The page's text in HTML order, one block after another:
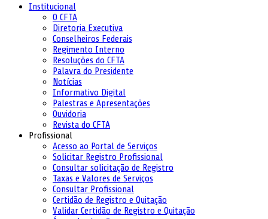
Institucional
O CFTA
Diretoria Executiva
Conselheiros Federais
Regimento Interno
Resoluções do CFTA
Palavra do Presidente
Notícias
Informativo Digital
Palestras e Apresentações
Ouvidoria
Revista do CFTA
Profissional
Acesso ao Portal de Serviços
Solicitar Registro Profissional
Consultar solicitação de Registro
Taxas e Valores de Serviços
Consultar Profissional
Certidão de Registro e Quitação
Validar Certidão de Registro e Quitação